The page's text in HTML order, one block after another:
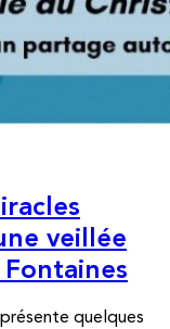
veillée
quelques